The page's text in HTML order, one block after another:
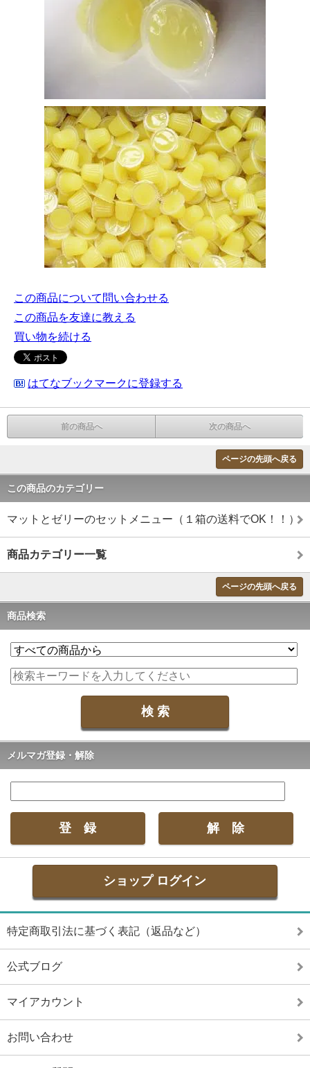
この商品について問い合わせる
この商品を友達に教える
買い物を続ける
はてなブックマークに登録する
前の商品へ 次の商品へ
ページの先頭へ戻る
この商品のカテゴリー
マットとゼリーのセットメニュー（１箱の送料でOK！！）
商品カテゴリー一覧
ページの先頭へ戻る
商品検索
メルマガ登録・解除
ショップ ログイン
特定商取引法に基づく表記（返品など）
公式ブログ
マイアカウント
お問い合わせ